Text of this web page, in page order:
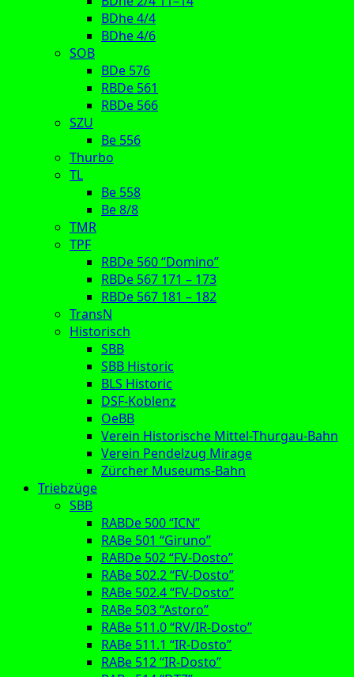
BDhe 4/4
BDhe 4/6
SOB
BDe 576
RBDe 561
RBDe 566
SZU
Be 556
Thurbo
TL
Be 558
Be 8/8
TMR
TPF
RBDe 560 “Domino”
RBDe 567 171 – 173
RBDe 567 181 – 182
TransN
Historisch
SBB
SBB Historic
BLS Historic
DSF-Koblenz
OeBB
Verein Historische Mittel-Thurgau-Bahn
Verein Pendelzug Mirage
Zürcher Museums-Bahn
Triebzüge
SBB
RABDe 500 “ICN”
RABe 501 “Giruno”
RABDe 502 “FV-Dosto”
RABe 502.2 “FV-Dosto”
RABe 502.4 “FV-Dosto”
RABe 503 “Astoro”
RABe 511.0 “RV/IR-Dosto”
RABe 511.1 “IR-Dosto”
RABe 512 “IR-Dosto”